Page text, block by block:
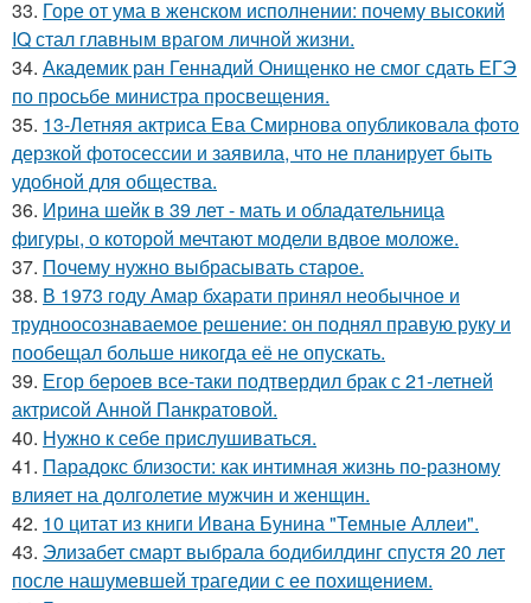
33. Горе от ума в женском исполнении: почему высокий
IQ стал главным врагом личной жизни.
34. Академик ран Геннадий Онищенко не смог сдать ЕГЭ
по просьбе министра просвещения.
35. 13-Летняя актриса Ева Смирнова опубликовала фото
дерзкой фотосессии и заявила, что не планирует быть
удобной для общества.
36. Ирина шейк в 39 лет - мать и обладательница
фигуры, о которой мечтают модели вдвое моложе.
37. Почему нужно выбрасывать старое.
38. В 1973 году Амар бхарати принял необычное и
трудноосознаваемое решение: он поднял правую руку и
пообещал больше никогда её не опускать.
39. Егор бероев все-таки подтвердил брак с 21-летней
актрисой Анной Панкратовой.
40. Нужно к себе прислушиваться.
41. Парадокс близости: как интимная жизнь по-разному
влияет на долголетие мужчин и женщин.
42. 10 цитат из книги Ивана Бунина "Темные Аллеи".
43. Элизабет смарт выбрала бодибилдинг спустя 20 лет
после нашумевшей трагедии с ее похищением.